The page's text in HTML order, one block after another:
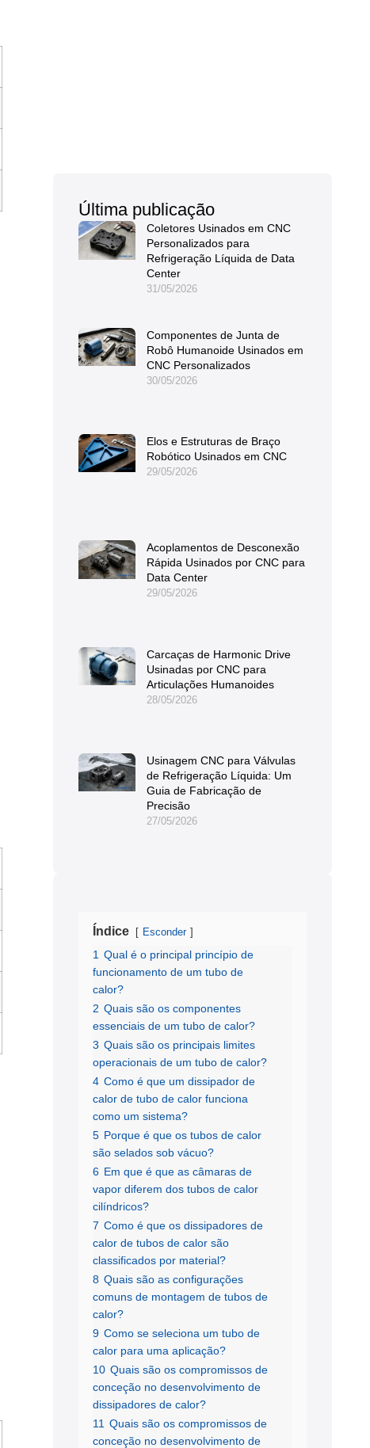
Última publicação
Coletores Usinados em CNC
Personalizados para
Refrigeração Líquida de Data
Center
31/05/2026
Componentes de Junta de
Robô Humanoide Usinados em
CNC Personalizados
30/05/2026
Elos e Estruturas de Braço
Robótico Usinados em CNC
29/05/2026
Acoplamentos de Desconexão
Rápida Usinados por CNC para
Data Center
29/05/2026
Carcaças de Harmonic Drive
Usinadas por CNC para
Articulações Humanoides
28/05/2026
Usinagem CNC para Válvulas
de Refrigeração Líquida: Um
Guia de Fabricação de
Precisão
27/05/2026
Índice Esconder
1 Qual é o principal princípio de
funcionamento de um tubo de
calor?
2 Quais são os componentes
essenciais de um tubo de calor?
3 Quais são os principais limites
operacionais de um tubo de calor?
4 Como é que um dissipador de
calor de tubo de calor funciona
como um sistema?
5 Porque é que os tubos de calor
são selados sob vácuo?
6 Em que é que as câmaras de
vapor diferem dos tubos de calor
cilíndricos?
7 Como é que os dissipadores de
calor de tubos de calor são
classificados por material?
8 Quais são as configurações
comuns de montagem de tubos de
calor?
9 Como se seleciona um tubo de
calor para uma aplicação?
10 Quais são os compromissos de
conceção no desenvolvimento de
dissipadores de calor?
11 Quais são os compromissos de
conceção no desenvolvimento de